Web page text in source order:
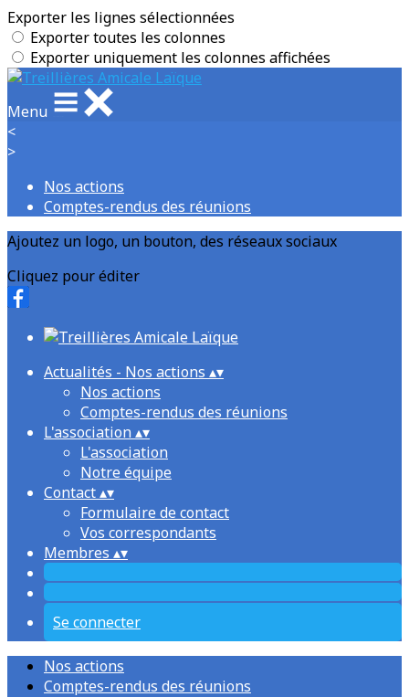
Exporter les lignes sélectionnées
Exporter toutes les colonnes
Exporter uniquement les colonnes affichées
Menu
<
>
Nos actions
Comptes-rendus des réunions
Ajoutez un logo, un bouton, des réseaux sociaux
Cliquez pour éditer
Actualités - Nos actions ▴▾
Nos actions
Comptes-rendus des réunions
L'association▴▾
L'association
Notre équipe
Contact▴▾
Formulaire de contact
Vos correspondants
Membres ▴▾
Se connecter
Nos actions
Comptes-rendus des réunions